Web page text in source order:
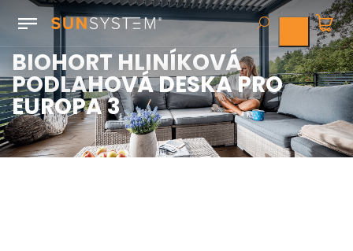
BIOHORT HLINÍKOVÁ
PODLAHOVÁ DESKA PRO
EUROPA 3